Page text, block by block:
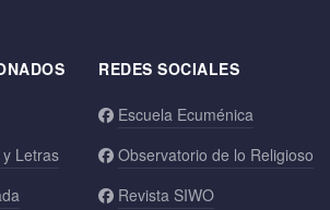
Letras
REDES SOCIALES
Escuela Ecuménica
Observatorio de lo Religioso
Revista SIWO